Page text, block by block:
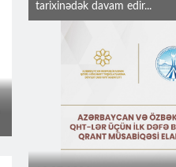
tarixinədək davam edir...